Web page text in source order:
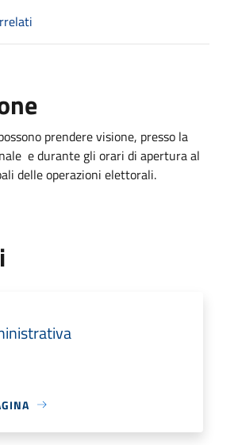
prendere visione, presso la
e durante gli orari di apertura al
delle operazioni elettorali.